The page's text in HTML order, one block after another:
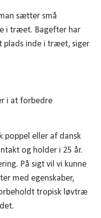
sætter små
i træet. Bagefter har
plads inde i træet, siger
i at forbedre
poppel eller af dansk
og holder i 25 år.
På sigt vil vi kunne
med egenskaber,
tropisk løvtræ